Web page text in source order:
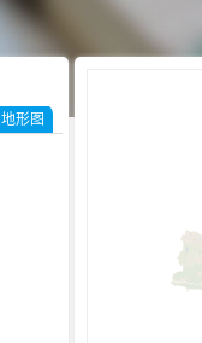
地形图